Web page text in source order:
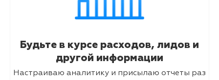
Будьте в курсе расходов, лидов и
другой информации
Настраиваю аналитику и присылаю отчеты раз